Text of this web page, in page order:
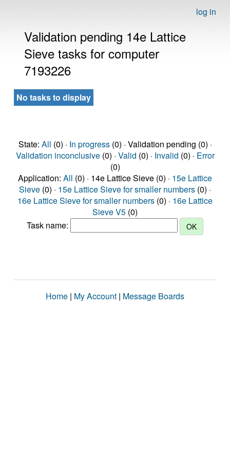
log in
Validation pending 14e Lattice
Sieve tasks for computer
7193226
No tasks to display
State: All (0) · In progress(0) · Validation pending (0) ·
Validation inconclusive(0) · Valid (0) · Invalid (0) · Error
(0)
Application: All (0) · 14e Lattice Sieve (0) · 15e Lattice
Sieve (0) · 15e Lattice Sieve for smaller numbers (0) ·
16e Lattice Sieve for smaller numbers (0) · 16e Lattice
Sieve V5 (0)
Task name:
Home | My Account | Message Boards